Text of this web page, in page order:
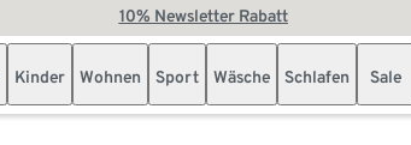
10% Newsletter Rabatt
Kinder Wohnen Sport Wäsche Schlafen Sale